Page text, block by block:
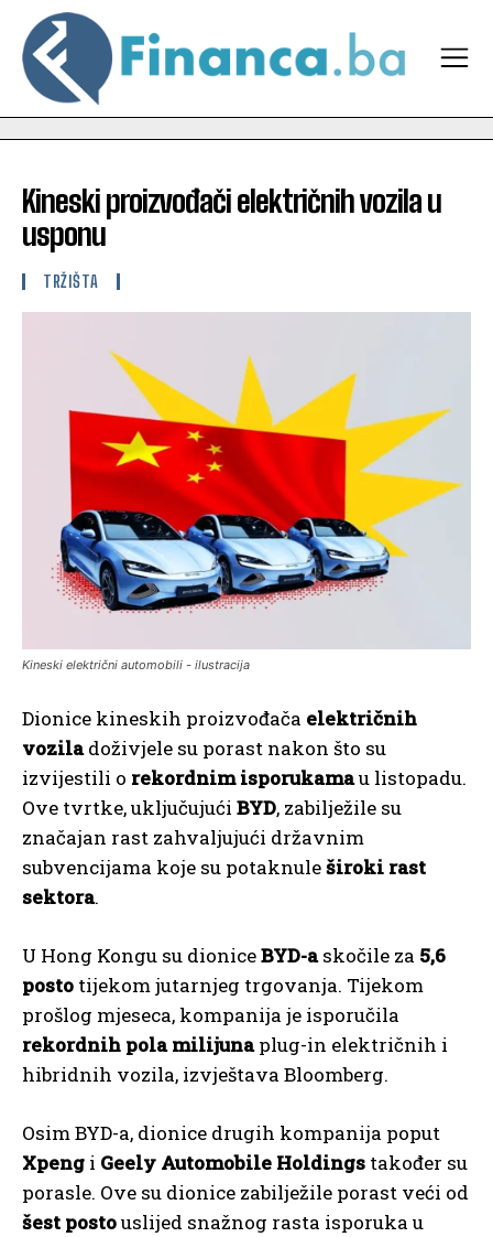
Kineski proizvođači električnih vozila u
usponu
TRŽIŠTA
Kineski električni automobili - ilustracija
Dionice kineskih proizvođača električnih
voziladoživjele su porast nakon što su
izvijestili o rekordnim isporukamau listopadu.
Ove tvrtke, uključujući BYD, zabilježile su
značajan rast zahvaljujući državnim
subvencijama koje su potaknuleširoki rast
sektora.
U Hong Kongu su dioniceBYD-askočile za 5,6
posto tijekom jutarnjeg trgovanja. Tijekom
prošlog mjeseca, kompanija je isporučila
rekordnih pola milijunaplug-in električnih i
hibridnih vozila, izvještava Bloomberg.
Osim BYD-a, dionice drugih kompanija poput
Xpeng i Geely Automobile Holdings također su
porasle. Ove su dionice zabilježile porast veći od
šest postouslijed snažnog rasta isporuka u